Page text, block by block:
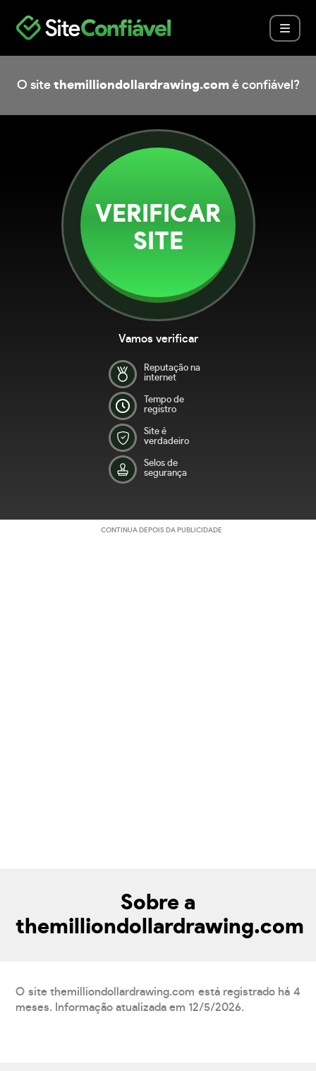
O site themilliondollardrawing.com é confiável?
VERIFICAR
SITE
Vamos verificar
Reputação na
internet
Tempo de
registro
Site é
verdadeiro
Selos de
segurança
CONTINUA DEPOIS DA PUBLICIDADE
Sobre a
themilliondollardrawing.com
O site themilliondollardrawing.com está registrado há 4
meses. Informação atualizada em 12/5/2026.